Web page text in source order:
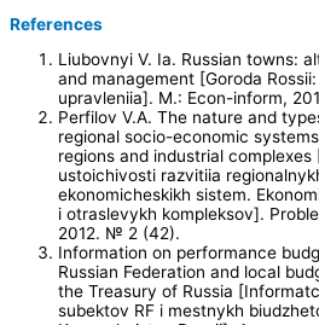
References
Liubovnyi V. Ia. Russian towns:
and management [Goroda
upravleniia]. M.: Econ-inform,
Perfilov V.A. The nature and
regional socio-economic
regions and industrial
ustoichivosti razvitiia
ekonomicheskikh sistem.
i otraslevykh kompleksov].
2012. № 2 (42).
Information on performance
Russian Federation and local
the Treasury of Russia
subektov RF i mestnykh